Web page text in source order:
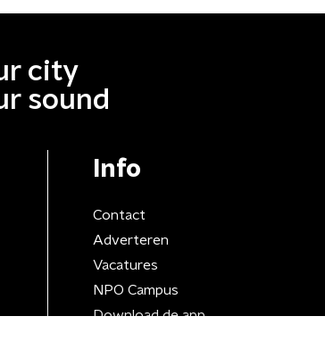
city
sound
Info
Contact
Adverteren
Vacatures
NPO Campus
Download de app